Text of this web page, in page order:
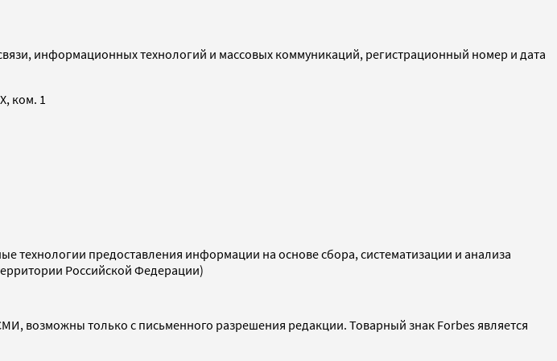
информационных технологий и массовых коммуникаций, регистрационный номер и дата
ком. 1
предоставления информации на основе сбора, систематизации и анализа
Российской Федерации)
возможны только с письменного разрешения редакции. Товарный знак Forbes является